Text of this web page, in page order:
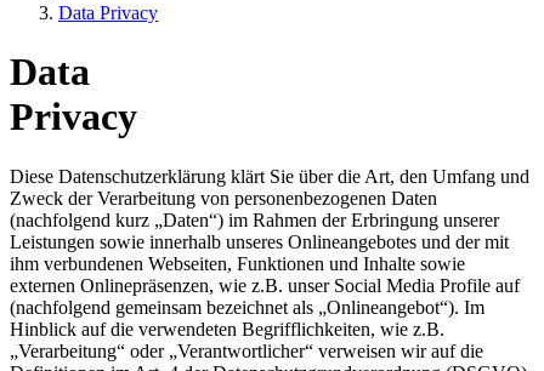
Data Privacy
Data
Privacy
Diese Datenschutzerklärung klärt Sie über die Art, den Umfang und
Zweck der Verarbeitung von personenbezogenen Daten
(nachfolgend kurz „Daten“) im Rahmen der Erbringung unserer
Leistungen sowie innerhalb unseres Onlineangebotes und der mit
ihm verbundenen Webseiten, Funktionen und Inhalte sowie
externen Onlinepräsenzen, wie z.B. unser Social Media Profile auf
(nachfolgend gemeinsam bezeichnet als „Onlineangebot“). Im
Hinblick auf die verwendeten Begrifflichkeiten, wie z.B.
„Verarbeitung“ oder „Verantwortlicher“ verweisen wir auf die